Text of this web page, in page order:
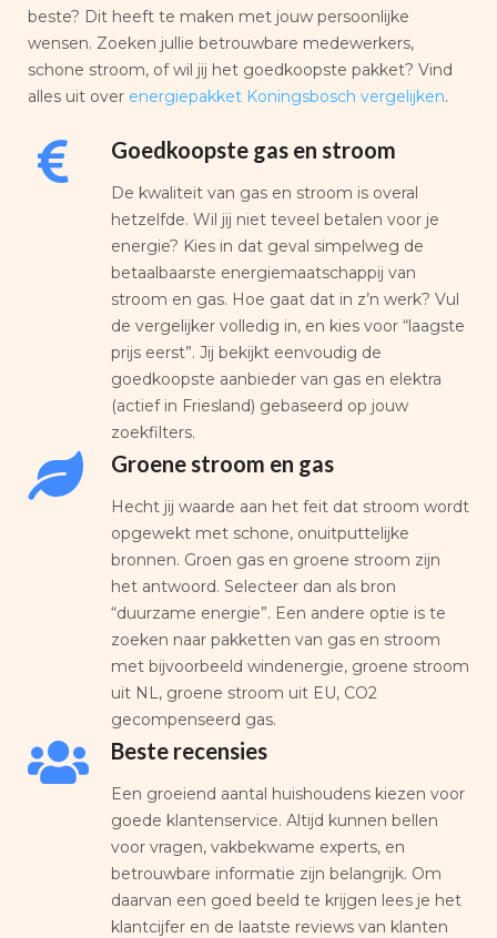
beste? Dit heeft te maken met jouw persoonlijke
wensen. Zoeken jullie betrouwbare medewerkers,
schone stroom, of wil jij het goedkoopste pakket? Vind
alles uit over energiepakket Koningsbosch vergelijken.
Goedkoopste gas en stroom
De kwaliteit van gas en stroom is overal
hetzelfde. Wil jij niet teveel betalen voor je
energie? Kies in dat geval simpelweg de
betaalbaarste energiemaatschappij van
stroom en gas. Hoe gaat dat in z’n werk? Vul
de vergelijker volledig in, en kies voor “laagste
prijs eerst”. Jij bekijkt eenvoudig de
goedkoopste aanbieder van gas en elektra
(actief in Friesland) gebaseerd op jouw
zoekfilters.
Groene stroom en gas
Hecht jij waarde aan het feit dat stroom wordt
opgewekt met schone, onuitputtelijke
bronnen. Groen gas en groene stroom zijn
het antwoord. Selecteer dan als bron
“duurzame energie”. Een andere optie is te
zoeken naar pakketten van gas en stroom
met bijvoorbeeld windenergie, groene stroom
uit NL, groene stroom uit EU, CO2
gecompenseerd gas.
Beste recensies
Een groeiend aantal huishoudens kiezen voor
goede klantenservice. Altijd kunnen bellen
voor vragen, vakbekwame experts, en
betrouwbare informatie zijn belangrijk. Om
daarvan een goed beeld te krijgen lees je het
klantcijfer en de laatste reviews van klanten